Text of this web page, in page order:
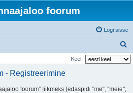
foorum
Logi sisse
t
Keel:
- Registreerimine
foorum” liikmeks (edaspidi "me", "meie",